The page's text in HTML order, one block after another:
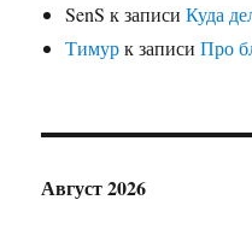
SenS к записиКуда
Тимурк записиПро
Август 2026